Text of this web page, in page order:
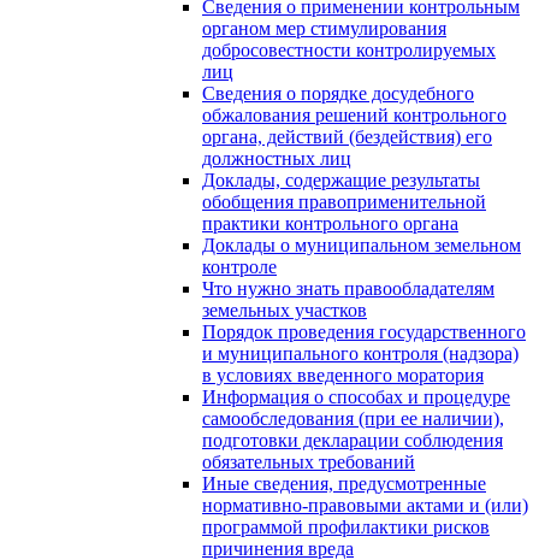
Сведения о применении контрольным
органом мер стимулирования
добросовестности контролируемых
лиц
Сведения о порядке досудебного
обжалования решений контрольного
органа, действий (бездействия) его
должностных лиц
Доклады, содержащие результаты
обобщения правоприменительной
практики контрольного органа
Доклады о муниципальном земельном
контроле
Что нужно знать правообладателям
земельных участков
Порядок проведения государственного
и муниципального контроля (надзора)
в условиях введенного моратория
Информация о способах и процедуре
самообследования (при ее наличии),
подготовки декларации соблюдения
обязательных требований
Иные сведения, предусмотренные
нормативно-правовыми актами и (или)
программой профилактики рисков
причинения вреда